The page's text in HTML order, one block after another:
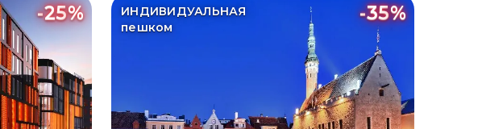
-25%
ИНДИВИДУАЛЬНАЯ
пешком
-35%